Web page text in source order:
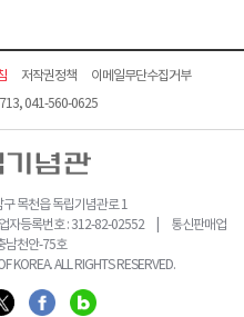
저작권정책
이메일무단수집거부
041-560-0625
목천읍 독립기념관로 1
등록번호 : 312-82-02552 | 통신판매업
남천안-75호
KOREA. ALL RIGHTS RESERVED.